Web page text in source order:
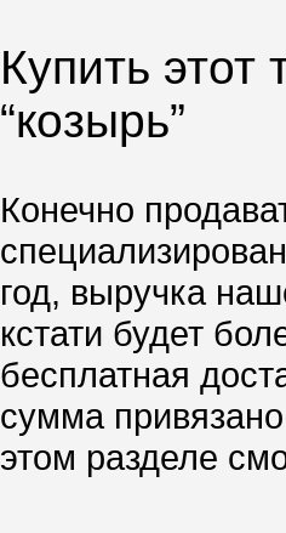
Купить
“козырь”
Конечно
год, выручка
кстати будет
бесплатная
сумма
этом разделе